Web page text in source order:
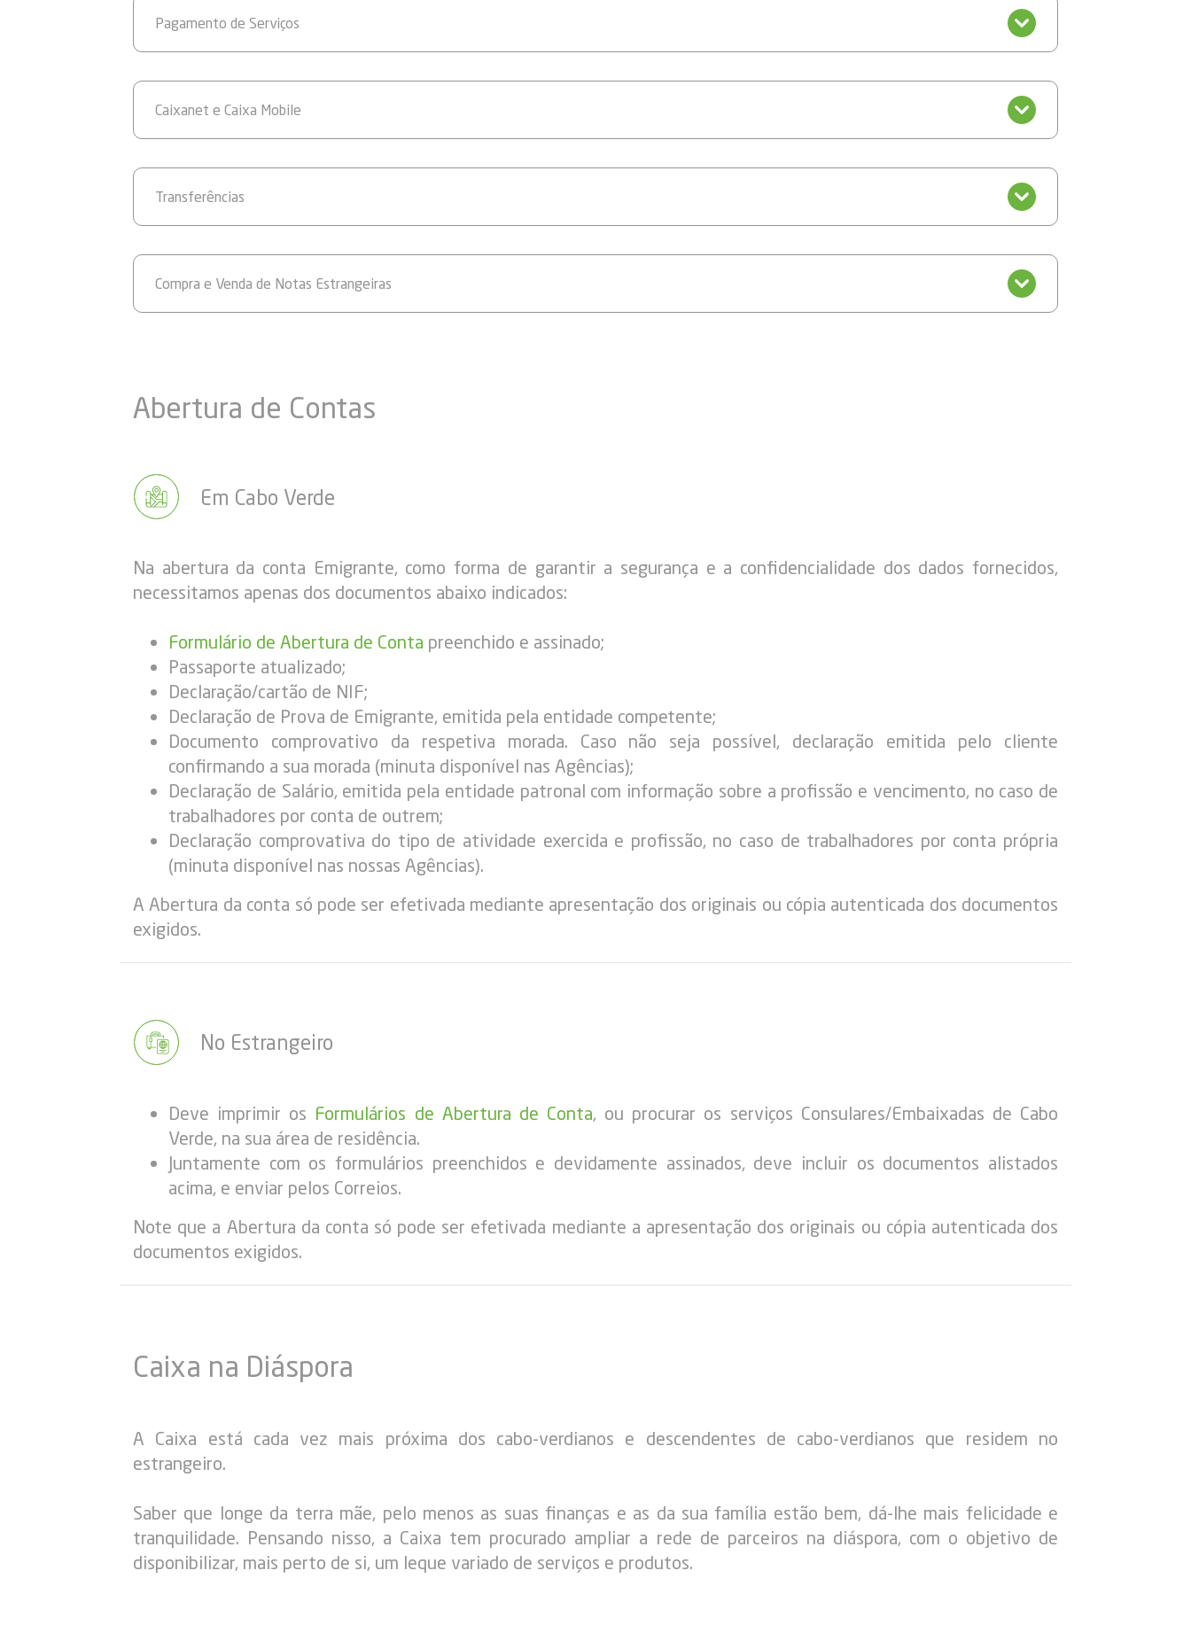
Pagamento de Serviços
Caixanet e Caixa Mobile
Transferências
Compra e Venda de Notas Estrangeiras
Abertura de Contas
Em Cabo Verde
Na abertura da conta Emigrante, como forma de garantir a segurança e a confidencialidade dos dados fornecidos,
necessitamos apenas dos documentos abaixo indicados:
Formulário de Abertura de Conta preenchido e assinado;
Passaporte atualizado;
Declaração/cartão de NIF;
Declaração de Prova de Emigrante, emitida pela entidade competente;
Documento comprovativo da respetiva morada. Caso não seja possível, declaração emitida pelo cliente
confirmando a sua morada (minuta disponível nas Agências);
Declaração de Salário, emitida pela entidade patronal com informação sobre a profissão e vencimento, no caso de
trabalhadores por conta de outrem;
Declaração comprovativa do tipo de atividade exercida e profissão, no caso de trabalhadores por conta própria
(minuta disponível nas nossas Agências).
A Abertura da conta só pode ser efetivada mediante apresentação dos originais ou cópia autenticada dos documentos
exigidos.
No Estrangeiro
Deve imprimir os Formulários de Abertura de Conta, ou procurar os serviços Consulares/Embaixadas de Cabo
Verde, na sua área de residência.
Juntamente com os formulários preenchidos e devidamente assinados, deve incluir os documentos alistados
acima, e enviar pelos Correios.
Note que a Abertura da conta só pode ser efetivada mediante a apresentação dos originais ou cópia autenticada dos
documentos exigidos.
Caixa na Diáspora
A Caixa está cada vez mais próxima dos cabo-verdianos e descendentes de cabo-verdianos que residem no
estrangeiro.
Saber que longe da terra mãe, pelo menos as suas finanças e as da sua família estão bem, dá-lhe mais felicidade e
tranquilidade. Pensando nisso, a Caixa tem procurado ampliar a rede de parceiros na diáspora, com o objetivo de
disponibilizar, mais perto de si, um leque variado de serviços e produtos.